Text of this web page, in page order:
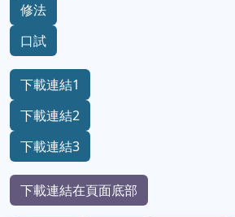
修法
口試
下載連結1
下載連結2
下載連結3
下載連結在頁面底部